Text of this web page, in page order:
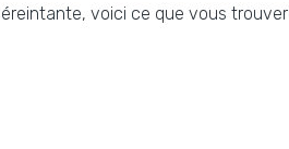
voici ce que vous